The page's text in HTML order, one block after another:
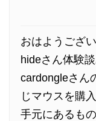
おはようござい
hideさん体験
cardongleさん
じマウスを購
手元にあるも